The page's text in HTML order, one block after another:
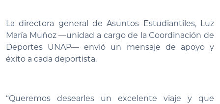
La directora general de Asuntos Estudiantiles, Luz
María Muñoz —unidad a cargo de la Coordinación de
Deportes UNAP— envió un mensaje de apoyo y
éxito a cada deportista.
“Queremos desearles un excelente viaje y que